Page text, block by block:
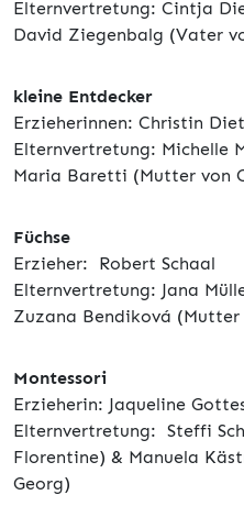
Elternvertretung: Cintja
David Ziegenbalg (Vater
kleine Entdecker
Erzieherinnen: Christin
Elternvertretung: Michelle
Maria Baretti (Mutter von
Füchse
Erzieher: Robert Schaal
Elternvertretung: Jana
Zuzana Bendiková (Mutter
Montessori
Erzieherin: Jaqueline
Elternvertretung: Steffi
Florentine) & Manuela
Georg)